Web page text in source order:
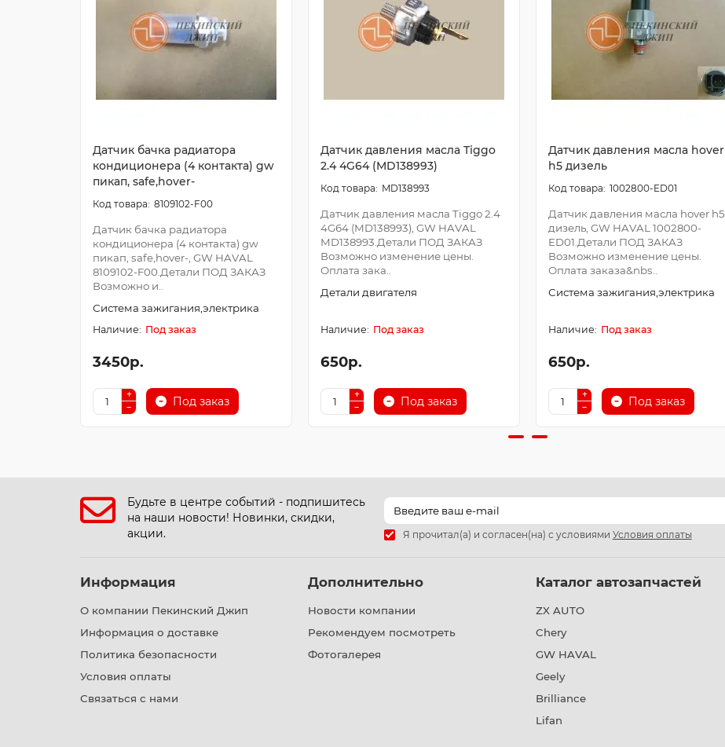
Датчик бачка радиатора
кондиционера (4 контакта) gw
пикап, safe,hover-
8109102-F00
Датчик бачка радиатора
кондиционера (4 контакта) gw
пикап, safe,hover-, GW HAVAL
8109102-F00.Детали ПОД ЗАКАЗ
Возможно и..
Система зажигания,электрика
Под заказ
3450р.
Под заказ
Датчик давления масла Tiggo
2.4 4G64 (MD138993)
MD138993
Датчик давления масла Tiggo 2.4
4G64 (MD138993), GW HAVAL
MD138993.Детали ПОД ЗАКАЗ
Возможно изменение цены.
Оплата зака..
Детали двигателя
Под заказ
650р.
Под заказ
Датчик давления масла hover
h5 дизель
1002800-ED01
Датчик давления масла hover h5
дизель, GW HAVAL 1002800-
ED01.Детали ПОД ЗАКАЗ
Возможно изменение цены.
Оплата заказа&nbs..
Система зажигания,электрика
Под заказ
650р.
Под заказ
Будьте в центре событий - подпишитесь
на наши новости! Новинки, скидки,
акции.
Я прочитал(а) и согласен(на) с условиями Условия оплаты
Информация
О компании Пекинский Джип
Информация о доставке
Политика безопасности
Условия оплаты
Связаться с нами
Дополнительно
Новости компании
Рекомендуем посмотреть
Фотогалерея
Каталог автозапчастей
ZX AUTO
Chery
GW HAVAL
Geely
Brilliance
Lifan